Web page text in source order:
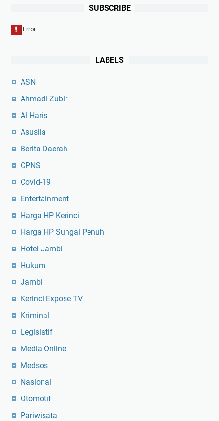
SUBSCRIBE
LABELS
ASN
Ahmadi Zubir
Al Haris
Asusila
Berita Daerah
CPNS
Covid-19
Entertainment
Harga HP Kerinci
Harga HP Sungai Penuh
Hotel Jambi
Hukum
Jambi
Kerinci Expose TV
Kriminal
Legislatif
Media Online
Medsos
Nasional
Otomotif
Pariwisata